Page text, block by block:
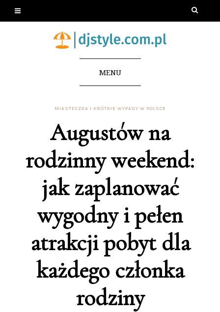
MENU
MIASTECZKA I KRÓTKIE WYPADY W POLSCE
Augustów na
rodzinny weekend:
jak zaplanować
wygodny i pełen
atrakcji pobyt dla
każdego członka
rodziny